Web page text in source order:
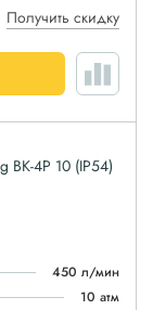
Получить скидку
ВК-4Р 10 (IP54)
450 л/мин
10 атм